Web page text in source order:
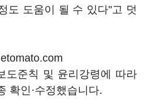
도 도움이 될 수 있다"고 덧
도준칙 및 윤리강령에 따라
확인·수정했습니다.